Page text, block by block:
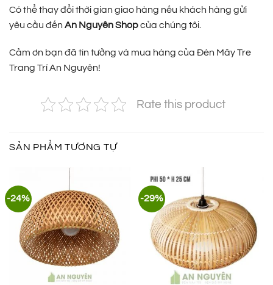
Có thể thay đổi thời gian giao hàng nếu khách hàng gửi
yêu cầu đến An Nguyên Shopcủa chúng tôi.
Cảm ơn bạn đã tin tưởng và mua hàng của Đèn Mây Tre
Trang Trí An Nguyên!
Rate this product
SẢN PHẨM TƯƠNG TỰ
-24% -29%